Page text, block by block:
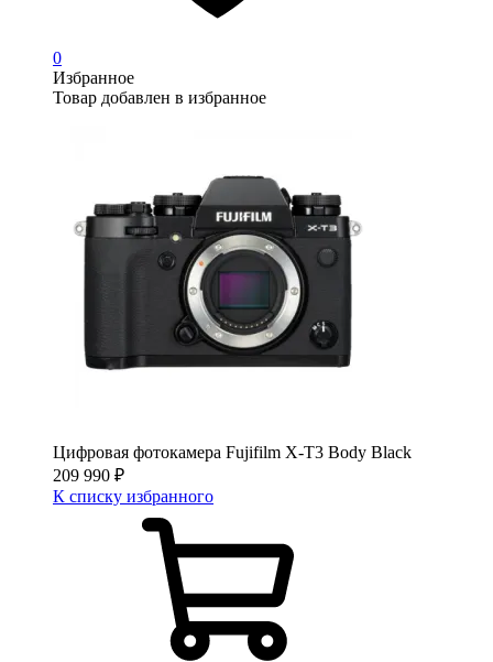
0
Избранное
Товар добавлен в избранное
Цифровая фотокамера Fujifilm X-T3 Body Black
209 990 ₽
К списку избранного